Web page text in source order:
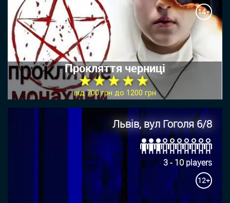
14+
Прокляття черниці
★ ★ ★ ★ ★
від 700 грн до 1200 грн
Львів, вул Гоголя 6/8
3 - 10 players
12+